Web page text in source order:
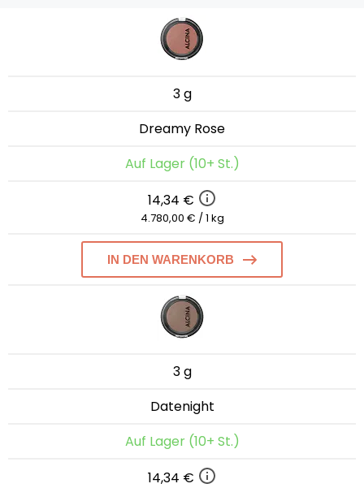
3 g
Dreamy Rose
Auf Lager (10+ St.)
14,34 €
4.780,00 € / 1 kg
IN DEN WARENKORB
3 g
Datenight
Auf Lager (10+ St.)
14,34 €